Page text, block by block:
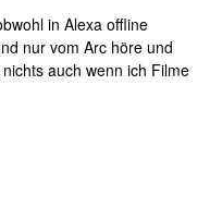
in Alexa offline
nur vom Arc höre und
auch wenn ich Filme